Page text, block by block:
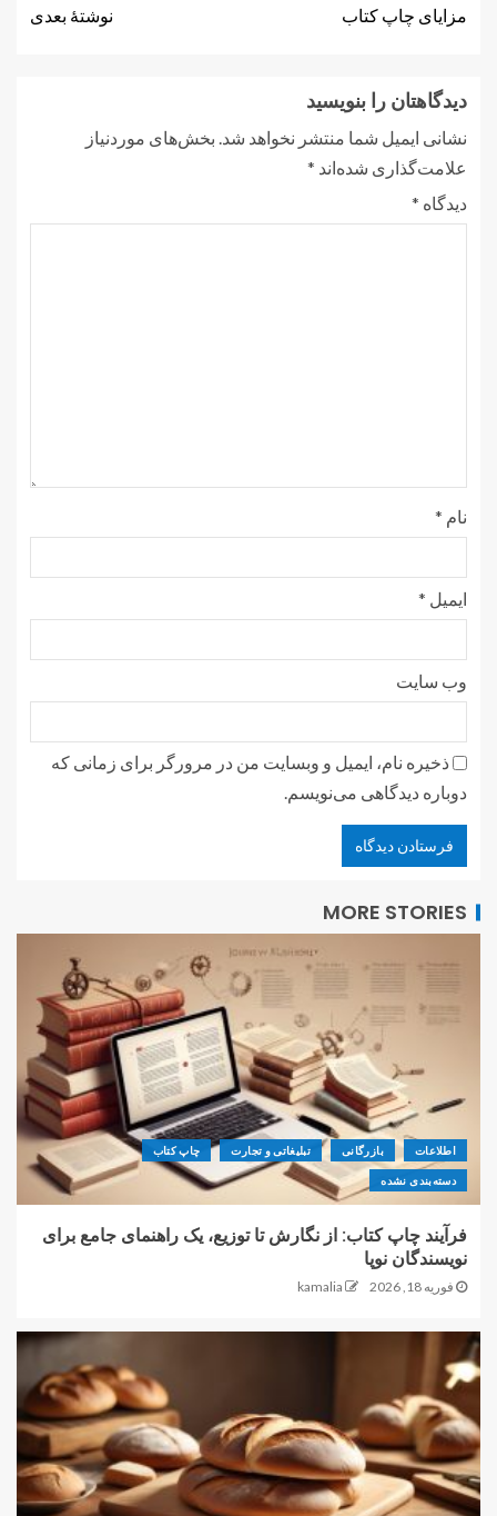
مزایای چاپ کتاب نوشتهٔ بعدی
دیدگاهتان را بنویسید
نشانی ایمیل شما منتشر نخواهد شد. بخش‌های موردنیاز
علامت‌گذاری شده‌اند *
دیدگاه *
نام *
ایمیل *
وب‌ سایت
ذخیره نام، ایمیل و وبسایت من در مرورگر برای زمانی که
دوباره دیدگاهی می‌نویسم.
MORE STORIES
اطلاعات بازرگانی تبلیغاتی و تجارت چاپ کتاب
دسته‌بندی نشده
فرآیند چاپ کتاب: از نگارش تا توزیع، یک راهنمای جامع برای
نویسندگان نوپا
فوریه 18, 2026 kamalia